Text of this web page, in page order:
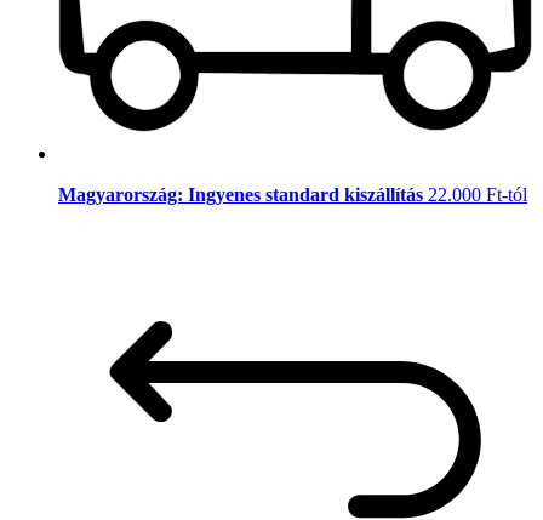
Magyarország: Ingyenes standard kiszállítás 22.000 Ft-tól